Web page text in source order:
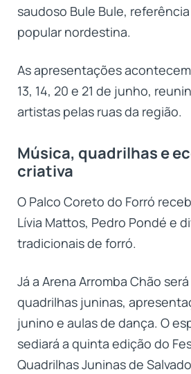
saudoso Bule Bule,
popular nordestina.
As apresentações acontecem
13, 14, 20 e 21 de junho,
artistas pelas ruas da região.
Música, quadrilhas e
criativa
O Palco Coreto do Forró
Lívia Mattos, Pedro Pondé e
tradicionais de forró.
Já a Arena Arromba Chão
quadrilhas juninas,
junino e aulas de dança. O
sediará a quinta edição do
Quadrilhas Juninas de